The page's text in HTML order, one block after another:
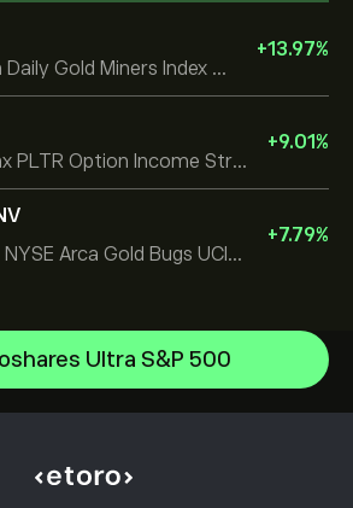
Direxion Daily Gold Miners Index Bull 2X ETF
+13.97%
YieldMax PLTR Option Income Strategy ETF
+9.01%
Amundi NYSE Arca Gold Bugs UCITS ETF Dist
+7.79%
Ultra S&P 500
ETF
ETF